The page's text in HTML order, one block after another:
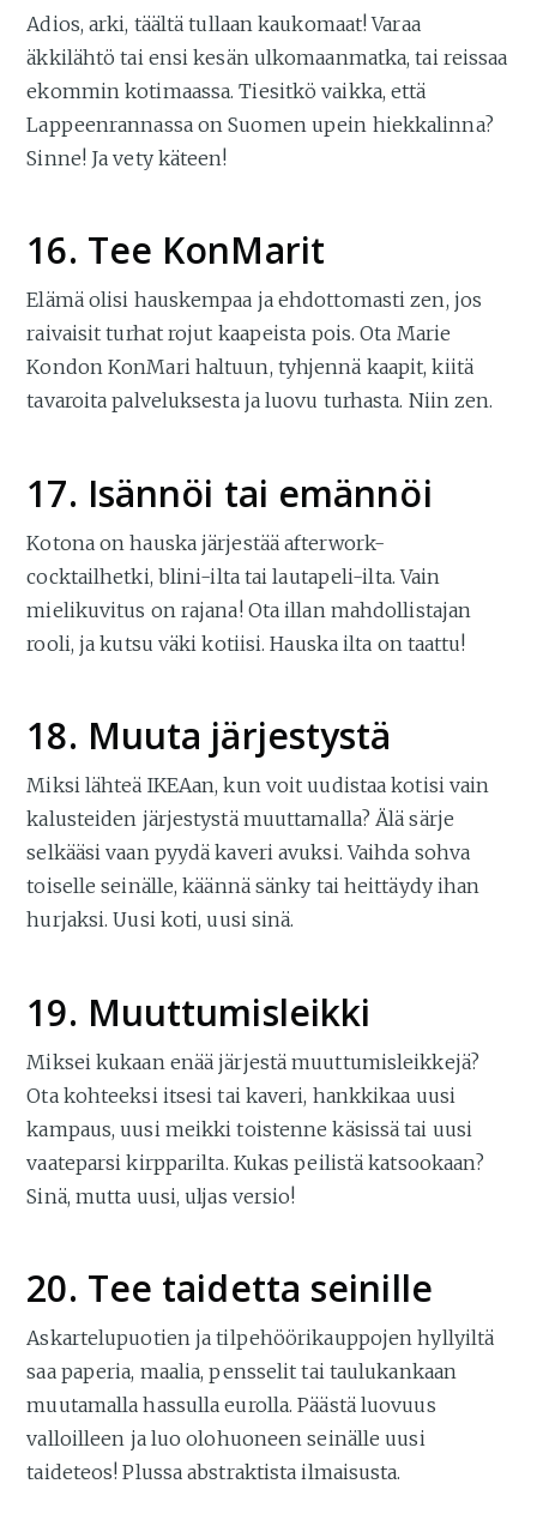
Adios, arki, täältä tullaan kaukomaat! Varaa
äkkilähtö tai ensi kesän ulkomaanmatka, tai reissaa
ekommin kotimaassa. Tiesitkö vaikka, että
Lappeenrannassa on Suomen upein hiekkalinna?
Sinne! Ja vety käteen!
16. Tee KonMarit
Elämä olisi hauskempaa ja ehdottomasti zen, jos
raivaisit turhat rojut kaapeista pois. Ota Marie
Kondon KonMari haltuun, tyhjennä kaapit, kiitä
tavaroita palveluksesta ja luovu turhasta. Niin zen.
17. Isännöi tai emännöi
Kotona on hauska järjestää afterwork-
cocktailhetki, blini-ilta tai lautapeli-ilta. Vain
mielikuvitus on rajana! Ota illan mahdollistajan
rooli, ja kutsu väki kotiisi. Hauska ilta on taattu!
18. Muuta järjestystä
Miksi lähteä IKEAan, kun voit uudistaa kotisi vain
kalusteiden järjestystä muuttamalla? Älä särje
selkääsi vaan pyydä kaveri avuksi. Vaihda sohva
toiselle seinälle, käännä sänky tai heittäydy ihan
hurjaksi. Uusi koti, uusi sinä.
19. Muuttumisleikki
Miksei kukaan enää järjestä muuttumisleikkejä?
Ota kohteeksi itsesi tai kaveri, hankkikaa uusi
kampaus, uusi meikki toistenne käsissä tai uusi
vaateparsi kirpparilta. Kukas peilistä katsookaan?
Sinä, mutta uusi, uljas versio!
20. Tee taidetta seinille
Askartelupuotien ja tilpehöörikauppojen hyllyiltä
saa paperia, maalia, pensselit tai taulukankaan
muutamalla hassulla eurolla. Päästä luovuus
valloilleen ja luo olohuoneen seinälle uusi
taideteos! Plussa abstraktista ilmaisusta.